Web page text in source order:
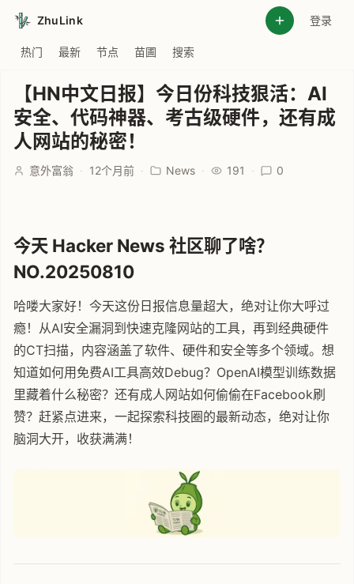
ZhuLink 登录
热门 最新 节点 苗圃 搜索
【HN中文日报】今日份科技狠活：AI
安全、代码神器、考古级硬件，还有成
人网站的秘密！
意外富翁 · 12个月前 · News · 191 · 0
今天 Hacker News 社区聊了啥？
NO.20250810
哈喽大家好！今天这份日报信息量超大，绝对让你大呼过
瘾！从AI安全漏洞到快速克隆网站的工具，再到经典硬件
的CT扫描，内容涵盖了软件、硬件和安全等多个领域。想
知道如何用免费AI工具高效Debug？OpenAI模型训练数据
里藏着什么秘密？还有成人网站如何偷偷在Facebook刷
赞？赶紧点进来，一起探索科技圈的最新动态，绝对让你
脑洞大开，收获满满！